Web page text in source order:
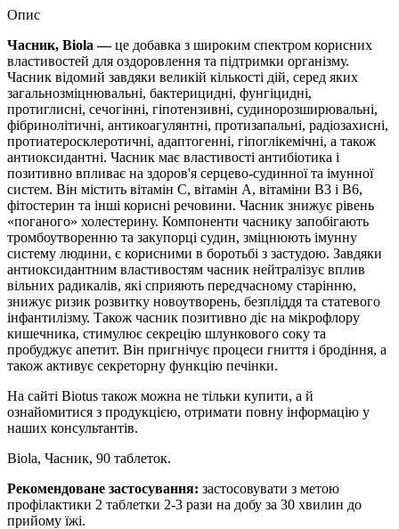
Опис
Часник, Biola —це добавка з широким спектром корисних
властивостей для оздоровлення та підтримки організму.
Часник відомий завдяки великій кількості дій, серед яких
загальнозміцнювальні, бактерицидні, фунгіцидні,
протиглисні, сечогінні, гіпотензивні, судинорозширювальні,
фібринолітичні, антикоагулянтні, протизапальні, радіозахисні,
протиатеросклеротичні, адаптогенні, гіпоглікемічні, а також
антиоксидантні. Часник має властивості антибіотика і
позитивно впливає на здоров'я серцево-судинної та імунної
систем. Він містить вітамін C, вітамін A, вітаміни В3 і B6,
фітостерин та інші корисні речовини. Часник знижує рівень
«поганого» холестерину. Компоненти часнику запобігають
тромбоутворенню та закупорці судин, зміцнюють імунну
систему людини, є корисними в боротьбі з застудою. Завдяки
антиоксидантним властивостям часник нейтралізує вплив
вільних радикалів, які сприяють передчасному старінню,
знижує ризик розвитку новоутворень, безпліддя та статевого
інфантилізму. Також часник позитивно діє на мікрофлору
кишечника, стимулює секрецію шлункового соку та
пробуджує апетит. Він пригнічує процеси гниття і бродіння, а
також активує секреторну функцію печінки.
На сайті Biotus також можна не тільки купити, а й
ознайомитися з продукцією, отримати повну інформацію у
наших консультантів.
Biola, Часник, 90 таблеток.
Рекомендоване застосування: застосовувати з метою
профілактики 2 таблетки 2-3 рази на добу за 30 хвилин до
прийому їжі.